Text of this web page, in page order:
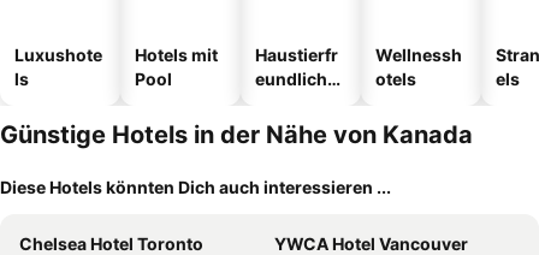
Luxushote
ls
Hotels mit
Pool
Haustierfr
eundliche
Wellnessh
otels
els
Günstige Hotels in der Nähe von Kanada
Diese Hotels könnten Dich auch interessieren ...
Chelsea Hotel Toronto
YWCA Hotel Vancouver